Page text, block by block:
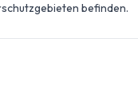
befinden.